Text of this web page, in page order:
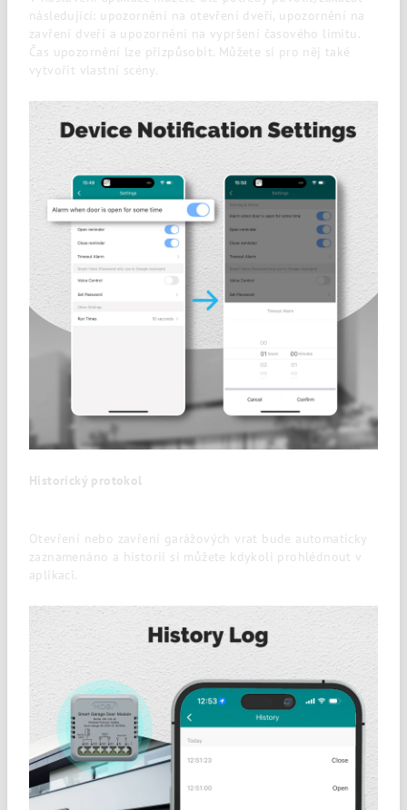
následující: upozornění na otevření dveří, upozornění na
zavření dveří a upozornění na vypršení časového limitu.
Čas upozornění lze přizpůsobit. Můžete si pro něj také
vytvořit vlastní scény.
Historický protokol
Otevření nebo zavření garážových vrat bude automaticky
zaznamenáno a historii si můžete kdykoli prohlédnout v
aplikaci.